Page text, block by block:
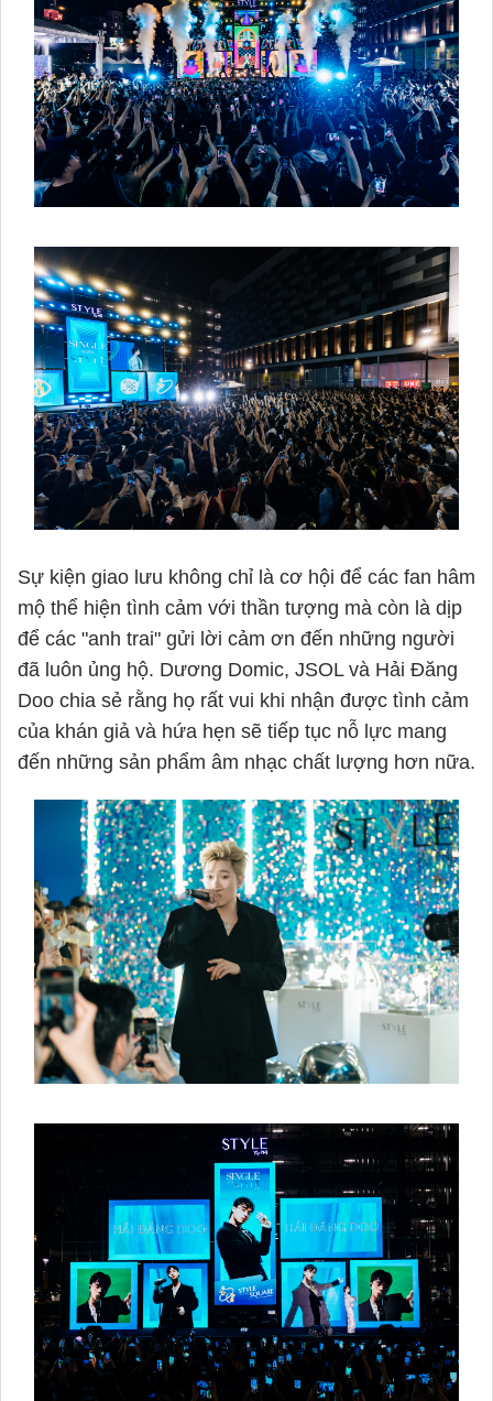
Sự kiện giao lưu không chỉ là cơ hội để các fan hâm
mộ thể hiện tình cảm với thần tượng mà còn là dịp
để các "anh trai" gửi lời cảm ơn đến những người
đã luôn ủng hộ. Dương Domic, JSOL và Hải Đăng
Doo chia sẻ rằng họ rất vui khi nhận được tình cảm
của khán giả và hứa hẹn sẽ tiếp tục nỗ lực mang
đến những sản phẩm âm nhạc chất lượng hơn nữa.